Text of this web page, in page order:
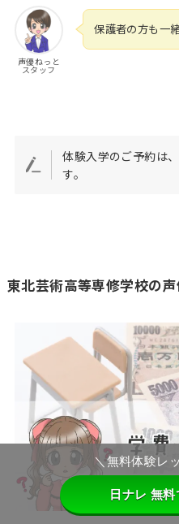
声優ねっと
スタッフ
保護者の方も一
体験入学のご予約は
す。
東北芸術高等専修学校の
＼無料体験レ
日ナレ 無